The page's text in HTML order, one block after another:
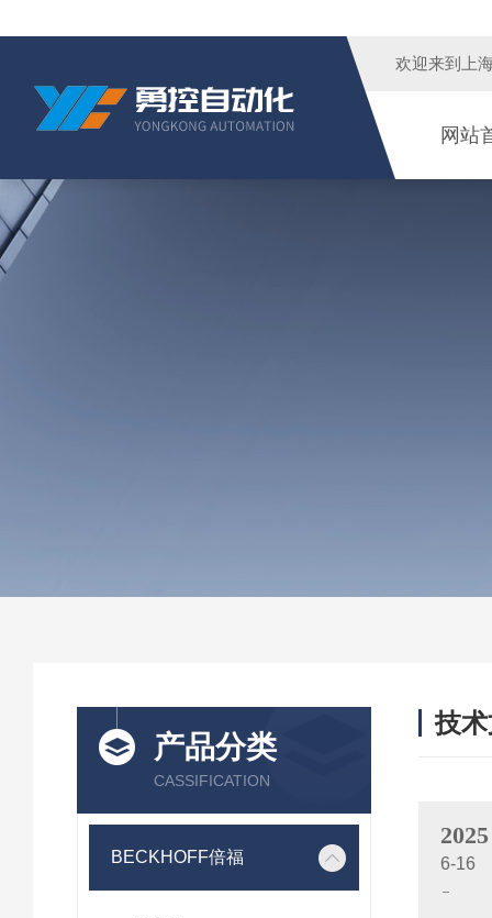
欢迎来到 上
网站
产品分类
CASSIFICATION
BECKHOFF倍福
技
2025
6-16